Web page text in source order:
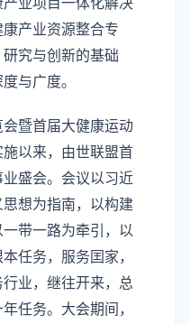
产业资源整合专
究与创新的基础
与广度。
暨首届大健康运动
以来，由世联盟首
盛会。会议以习近
想为指南，以构建
带一路为牵引，以
任务，服务囯家，
业，继往开来，总
任务。大会期间，